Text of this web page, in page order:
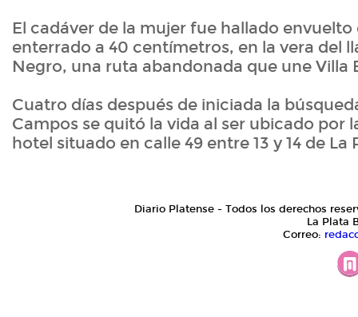
El cadáver de la mujer fue hallado envuelto
enterrado a 40 centímetros, en la vera del
Negro, una ruta abandonada que une Villa
Cuatro días después de iniciada la
Campos se quitó la vida al ser ubicado por
hotel situado en calle 49 entre 13 y 14 de La
Diario Platense - Todos los derechos
La Plata
Correo: